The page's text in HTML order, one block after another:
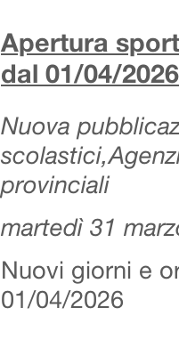
Apertura
dal 01/04/2026
Nuova
provinciali
martedì 31
Nuovi giorni e
01/04/2026